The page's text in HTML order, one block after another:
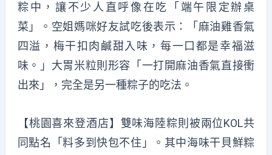
粽 中，讓不少人 直呼像在吃「端午限定辦桌
菜」。空姐媽咪好友試吃後表示：「麻油雞香氣
四溢，梅干扣肉鹹甜入味，每一口都是幸福滋
味。」大胃米粒則形容「一打開麻油香氣直接衝
出來」，完全是另一種粽子的吃法。
【桃園喜來登酒店】雙味海陸粽則被兩位KOL共
同點名「料多到快包不住 」。其中海味干貝鮮粽